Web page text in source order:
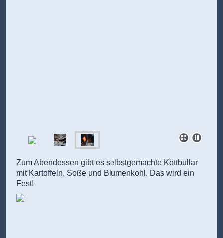
Zum Abendessen gibt es selbstgemachte Köttbullar
mit Kartoffeln, Soße und Blumenkohl. Das wird ein
Fest!